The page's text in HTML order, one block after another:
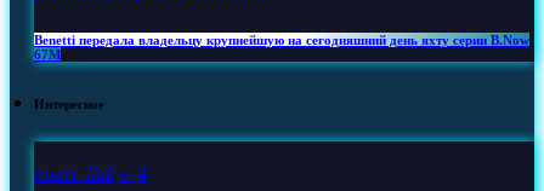
Benetti передала владельцу крупнейшую на сегодняшний день яхту серии B.Now
67M
Интересное
insert_link
4